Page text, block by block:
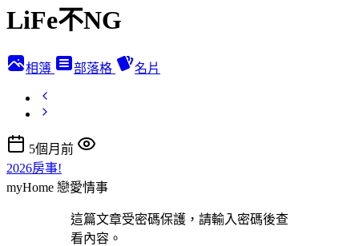
LiFe不NG
相簿 部落格 名片
5個月前
2026房事!
myHome 戀愛情事
這篇文章受密碼保護，請輸入密碼後查
看內容。